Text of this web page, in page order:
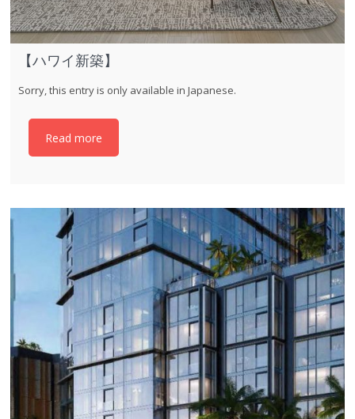
【ハワイ新築】
Sorry, this entry is only available in Japanese.
Read more